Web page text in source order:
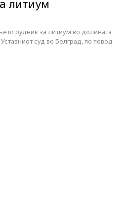
литиум
рудник за литиум во долината
суд во Белград, по повод